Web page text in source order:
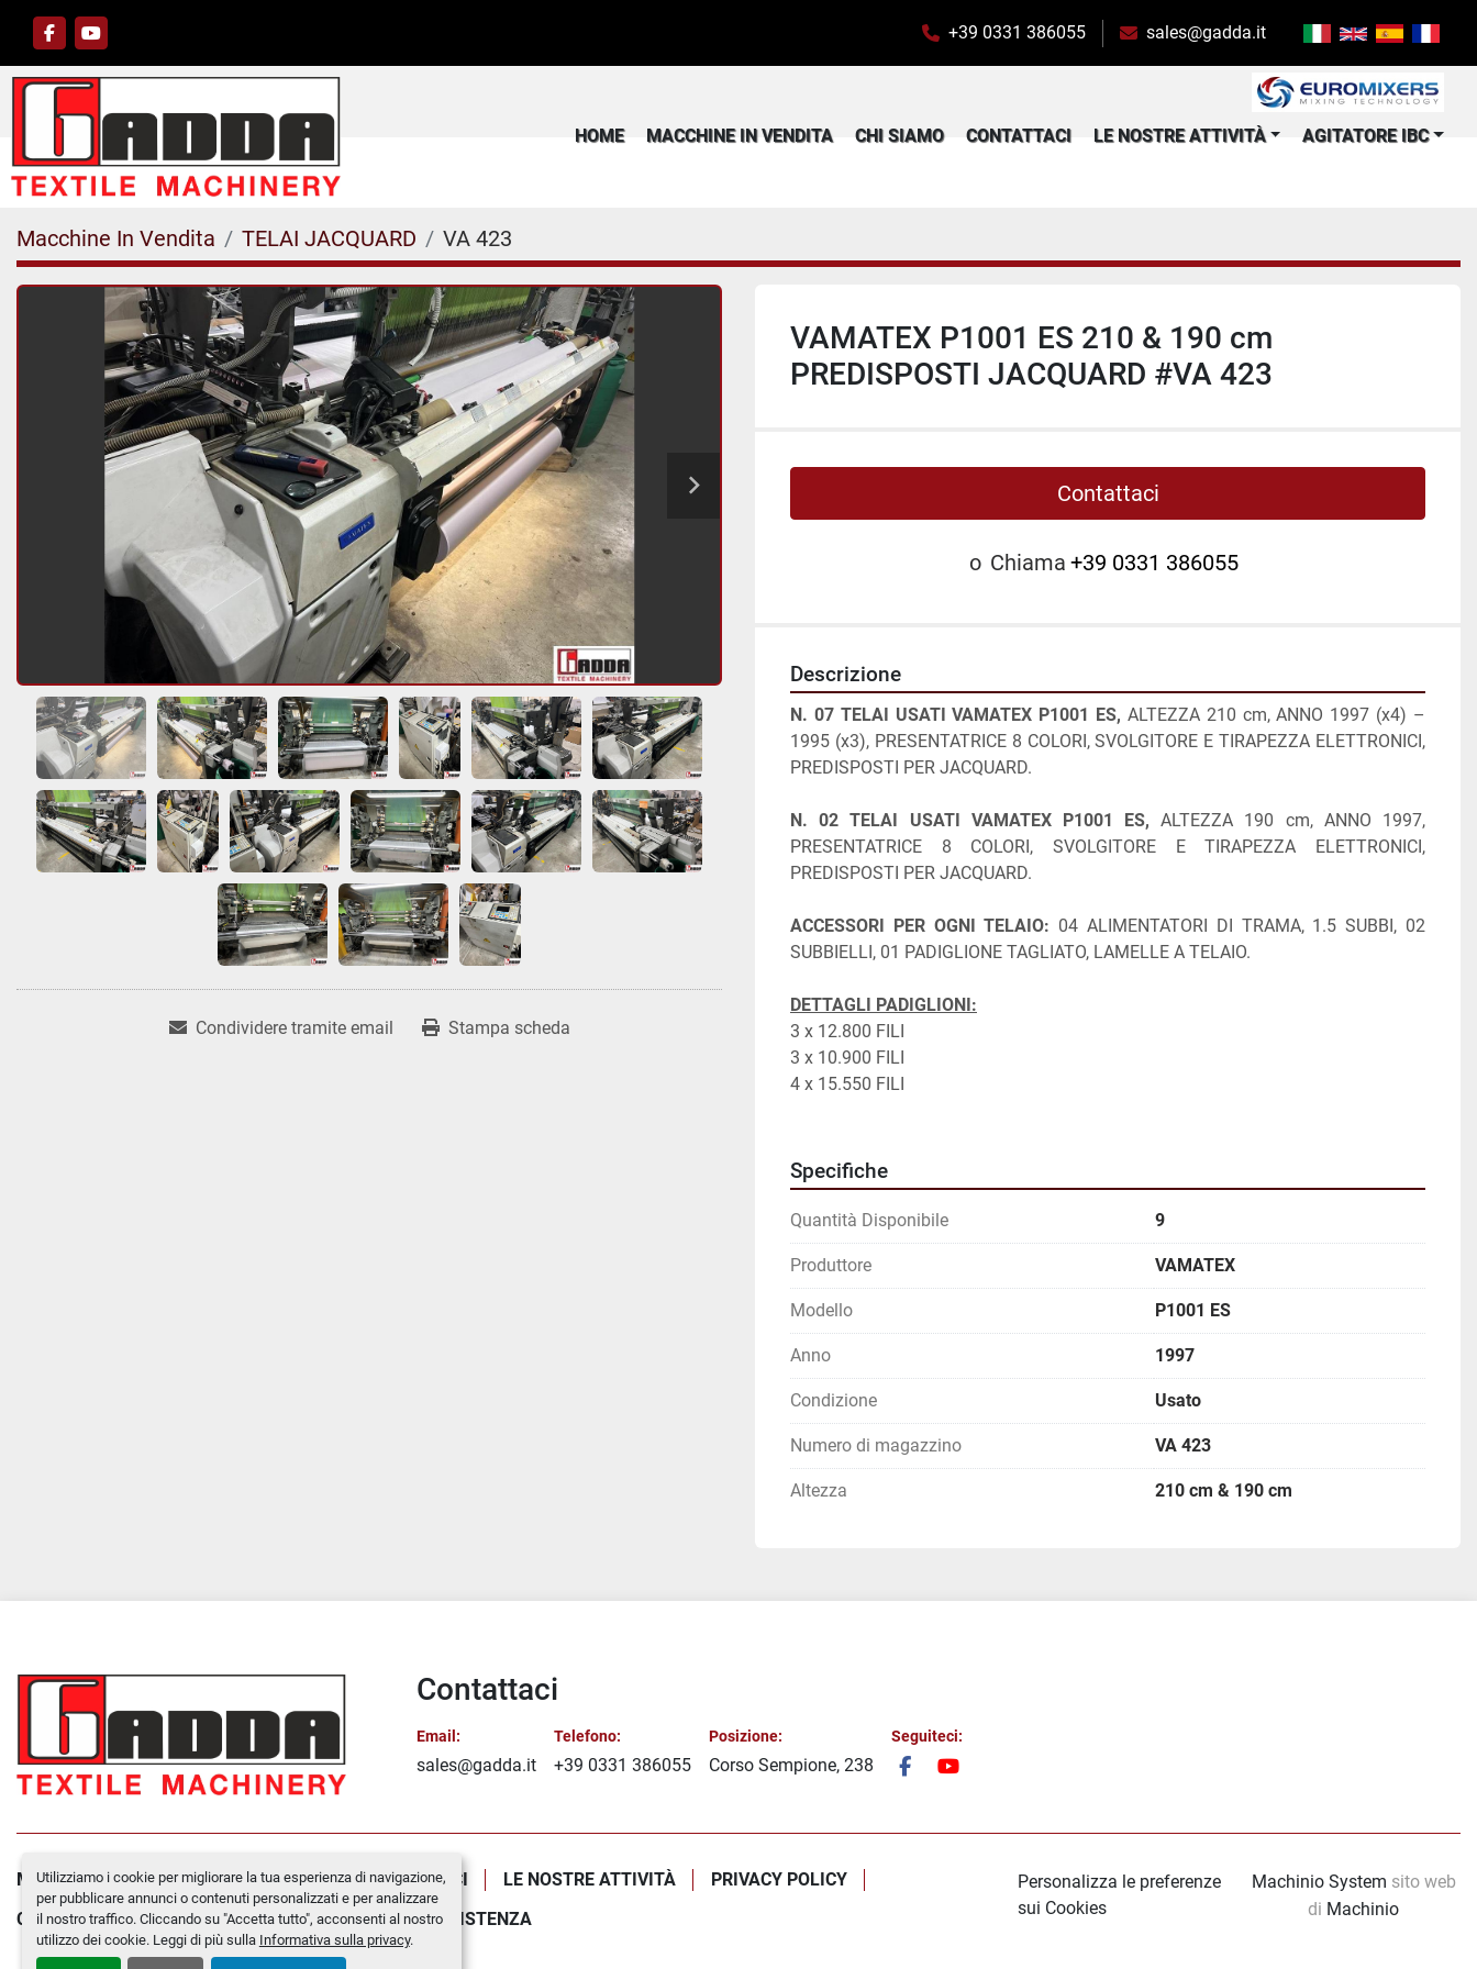
Utilizziamo i cookie per migliorare la tua esperienza di navigazione,
per pubblicare annunci o contenuti personalizzati e per analizzare
il nostro traffico. Cliccando su "Accetta tutto", acconsenti al nostro
utilizzo dei cookie. Leggi di più sulla Informativa sulla privacy.
facebookyoutube
+39 0331 386055 sales@gadda.it
HOME MACCHINE IN VENDITA CHI SIAMO CONTATTACI LE NOSTRE ATTIVITÀ AGITATORE IBC
Macchine In Vendita TELAI JACQUARD VA 423
Condividere tramite email Stampa scheda
VAMATEX P1001 ES 210 & 190 cm
PREDISPOSTI JACQUARD #VA 423
Contattaci
o Chiama +39 0331 386055
Descrizione
N. 07 TELAI USATI VAMATEX P1001 ES, ALTEZZA 210 cm, ANNO 1997 (x4) –
1995 (x3), PRESENTATRICE 8 COLORI, SVOLGITORE E TIRAPEZZA ELETTRONICI,
PREDISPOSTI PER JACQUARD.
N. 02 TELAI USATI VAMATEX P1001 ES, ALTEZZA 190 cm, ANNO 1997,
PRESENTATRICE 8 COLORI, SVOLGITORE E TIRAPEZZA ELETTRONICI,
PREDISPOSTI PER JACQUARD.
ACCESSORI PER OGNI TELAIO: 04 ALIMENTATORI DI TRAMA, 1.5 SUBBI, 02
SUBBIELLI, 01 PADIGLIONE TAGLIATO, LAMELLE A TELAIO.
DETTAGLI PADIGLIONI:
3 x 12.800 FILI
3 x 10.900 FILI
4 x 15.550 FILI
Specifiche
Quantità Disponibile 9
Produttore VAMATEX
Modello P1001 ES
Anno 1997
Condizione Usato
Numero di magazzino VA 423
Altezza 210 cm & 190 cm
Contattaci
Email:
sales@gadda.it
Telefono:
+39 0331 386055
Posizione:
Corso Sempione, 238
Seguiteci:
facebookyoutube
MACCHINE IN VENDITA CHI SIAMO CONTATTACI LE NOSTRE ATTIVITÀ
PRIVACY POLICY
COOKIE POLICY
MONTAGGI E SMONTAGGI ASSISTENZA
Personalizza le preferenze
sui Cookies
Machinio System sito web
di Machinio